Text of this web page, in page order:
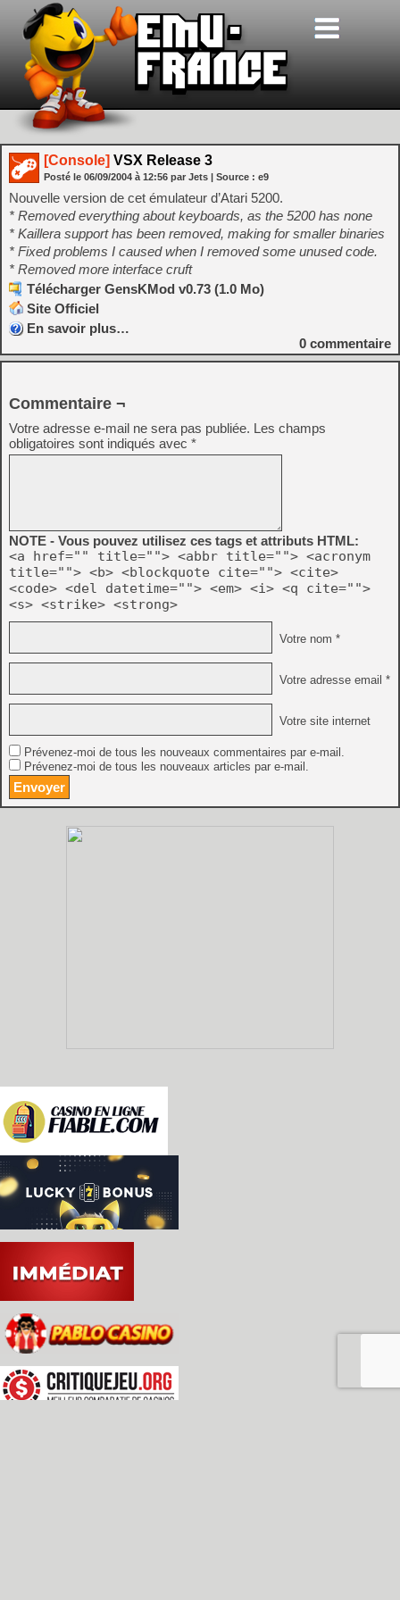
[Console] VSX Release 3
Posté le 06/09/2004 à 12:56 par Jets | Source : e9
Nouvelle version de cet émulateur d’Atari 5200.
* Removed everything about keyboards, as the 5200 has none
* Kaillera support has been removed, making for smaller binaries
* Fixed problems I caused when I removed some unused code.
* Removed more interface cruft
Télécharger GensKMod v0.73 (1.0 Mo)
Site Officiel
En savoir plus…
0 commentaire
Commentaire ¬
Votre adresse e-mail ne sera pas publiée. Les champs
obligatoires sont indiqués avec *
NOTE - Vous pouvez utilisez ces tags et attributs HTML:
<a href="" title=""> <abbr title=""> <acronym
title=""> <b> <blockquote cite=""> <cite>
<code> <del datetime=""> <em> <i> <q cite="">
<s> <strike> <strong>
Votre nom *
Votre adresse email *
Votre site internet
Prévenez-moi de tous les nouveaux commentaires par e-mail.
Prévenez-moi de tous les nouveaux articles par e-mail.